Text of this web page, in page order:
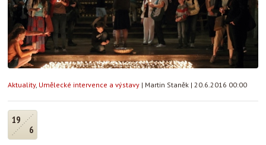
Aktuality, Umělecké intervence a výstavy | Martin Staněk | 20.6.2016 00:00
19
6